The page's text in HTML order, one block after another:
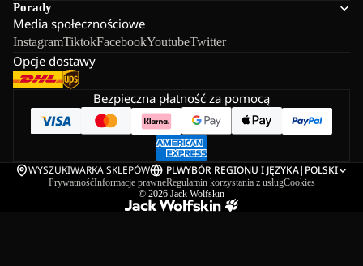
Porady
Media społecznościowe
InstagramTiktokFacebookYoutubeTwitter
Opcje dostawy
Bezpieczna płatność za pomocą
WYSZUKIWARKA SKLEPÓW PLWYBÓR REGIONU I JĘZYKA| POLSKI
PrywatnośćInformacje prawneRegulamin korzystania z usługCookies
© 2026 Jack Wolfskin